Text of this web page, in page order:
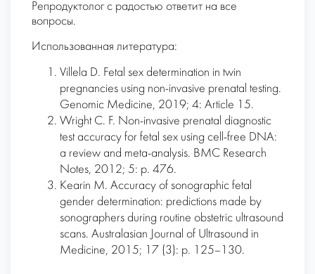
Репродуктолог с радостью ответит на все
вопросы.
Использованная литература:
Villela D. Fetal sex determination in twin
pregnancies using non-invasive prenatal testing.
Genomic Medicine, 2019; 4: Article 15.
Wright C. F. Non-invasive prenatal diagnostic
test accuracy for fetal sex using cell-free DNA:
a review and meta-analysis. BMC Research
Notes, 2012; 5: р. 476.
Kearin M. Accuracy of sonographic fetal
gender determination: predictions made by
sonographers during routine obstetric ultrasound
scans. Australasian Journal of Ultrasound in
Medicine, 2015; 17 (3): р. 125–130.